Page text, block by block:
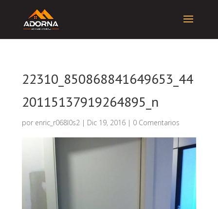
22310_850868841649653_44
20115137919264895_n
por enric_r068l0s2| Dic 19, 2016| 0 Comentarios